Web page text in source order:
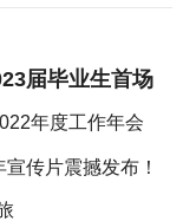
届毕业生首场
年度工作年会
传片震撼发布！